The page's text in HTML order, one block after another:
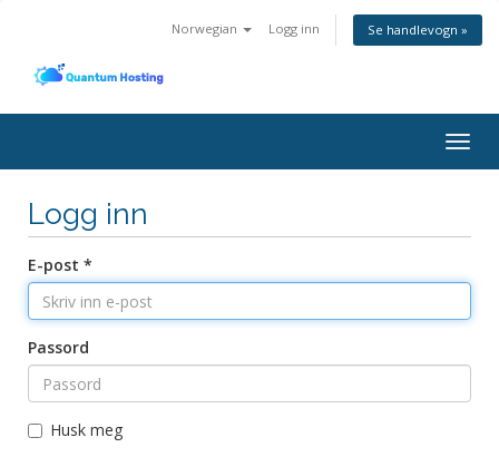
Norwegian Logg inn Se handlevogn »
Logg inn
E-post *
Passord
Husk meg